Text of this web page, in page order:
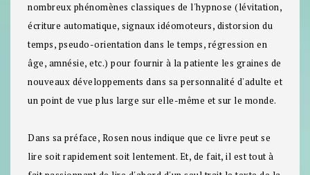
nombreux phénomènes classiques de l'hypnose (lévitation,
écriture automatique, signaux idéomoteurs, distorsion du
temps, pseudo-orientation dans le temps, régression en
âge, amnésie, etc.) pour fournir à la patiente les graines de
nouveaux développements dans sa personnalité d'adulte et
un point de vue plus large sur elle-même et sur le monde.
Dans sa préface, Rosen nous indique que ce livre peut se
lire soit rapidement soit lentement. Et, de fait, il est tout à